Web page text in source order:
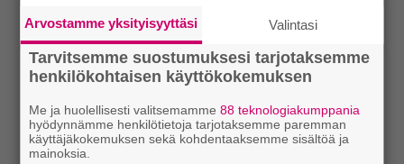
Arvostamme yksityisyyttäsi Valintasi
Tarvitsemme suostumuksesi tarjotaksemme
henkilökohtaisen käyttökokemuksen
Me ja huolellisesti valitsemamme88 teknologiakumppania
hyödynnämme henkilötietoja tarjotaksemme paremman
käyttäjäkokemuksen sekä kohdentaaksemme sisältöä ja
mainoksia.